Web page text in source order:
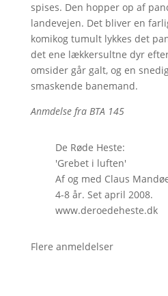
spises. Den hopper op af
landevejen. Det bliver en
komikog tumult lykkes det
det ene lækkersultne dyr
omsider går galt, og en
smaskende banemand.
Anmdelse fra BTA 145
De Røde Heste:
'Grebet i luften'
Af og med Claus
4-8 år. Set april 2008.
www.deroedeheste.dk
Flere anmeldelser